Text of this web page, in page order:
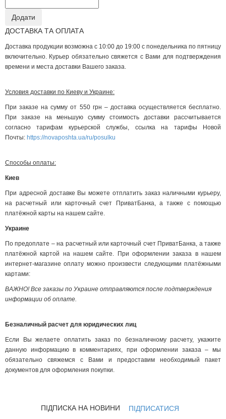
ДОСТАВКА ТА ОПЛАТА
Доставка продукции возможна с 10:00 до 19:00 с понедельника по пятницу
включительно. Курьер обязательно свяжется с Вами для подтверждения
времени и места доставки Вашего заказа.
Условия доставки по Киеву и Украине:
При заказе на сумму от 550 грн – доставка осуществляется бесплатно.
При заказе на меньшую сумму стоимость доставки рассчитывается
согласно тарифам курьерской службы, ссылка на тарифы Новой
Почты: https://novaposhta.ua/ru/posulku
Способы оплаты:
Киев
При адресной доставке Вы можете отплатить заказ наличными курьеру,
на расчетный или карточный счет ПриватБанка, а также с помощью
платёжной карты на нашем сайте.
Украине
По предоплате – на расчетный или карточный счет ПриватБанка, а также
платёжной картой на нашем сайте. При оформлении заказа в нашем
интернет-магазине оплату можно произвести следующими платёжными
картами:
ВАЖНО! Все заказы по Украине отправляются после подтверждения
информации об оплате.
Безналичный расчет для юридических лиц
Если Вы желаете оплатить заказ по безналичному расчету, укажите
данную информацию в комментариях, при оформлении заказа – мы
обязательно свяжемся с Вами и предоставим необходимый пакет
документов для оформления покупки.
ПІДПИСКА НА НОВИНИ ПІДПИСАТИСЯ